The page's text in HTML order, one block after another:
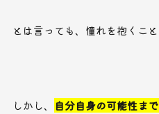
とは言っても、憧れを抱くこ
しかし、
自分自身の可能性ま